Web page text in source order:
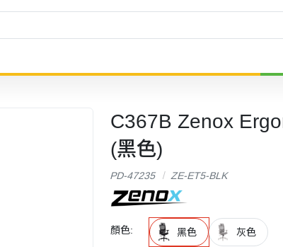
C367B Zenox
(黑色)
PD-47235 ZE-ET5-BLK
顏色: 黑色 灰色